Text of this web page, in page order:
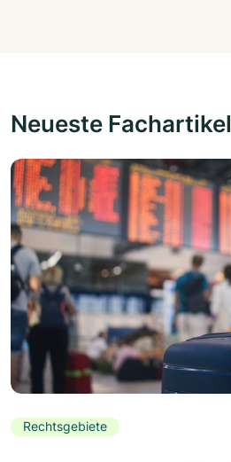
Neueste Fachartikel
Rechtsgebiete